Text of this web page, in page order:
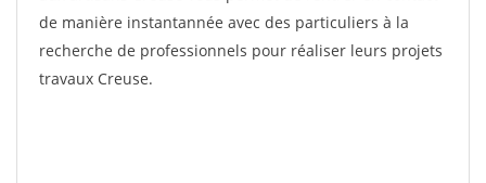
de manière instantannée avec des particuliers à la
recherche de professionnels pour réaliser leurs projets
travaux Creuse.